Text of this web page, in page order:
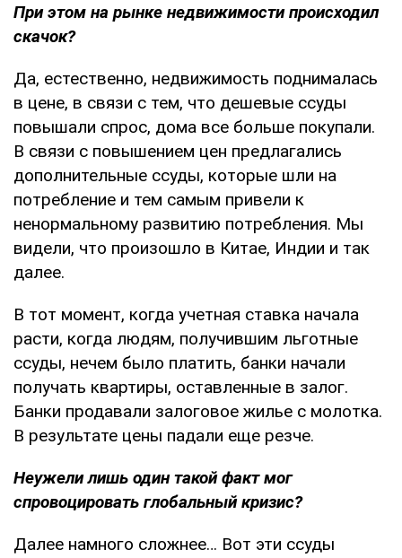
При этом на рынке недвижимости происходил
скачок?
Да, естественно, недвижимость поднималась
в цене, в связи с тем, что дешевые ссуды
повышали спрос, дома все больше покупали.
В связи с повышением цен предлагались
дополнительные ссуды, которые шли на
потребление и тем самым привели к
ненормальному развитию потребления. Мы
видели, что произошло в Китае, Индии и так
далее.
В тот момент, когда учетная ставка начала
расти, когда людям, получившим льготные
ссуды, нечем было платить, банки начали
получать квартиры, оставленные в залог.
Банки продавали залоговое жилье с молотка.
В результате цены падали еще резче.
Неужели лишь один такой факт мог
спровоцировать глобальный кризис?
Далее намного сложнее… Вот эти ссуды